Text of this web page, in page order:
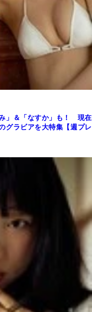
」＆「なすか」も！ 現在
グラビアを大特集【週プレ